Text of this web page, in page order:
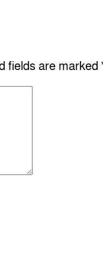
fields are marked